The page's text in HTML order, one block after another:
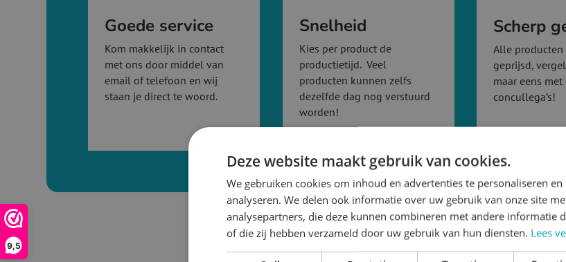
9,5
Goede service
Kom makkelijk in contact
met ons door middel van
email of telefoon en wij
staan je direct te woord.
Snelheid
Kies per product de
productietijd. Veel
producten kunnen zelfs
dezelfde dag nog verstuurd
worden!
Scherp
Alle producten
geprijsd,
maar eens met
concullega’s!
Deze website maakt gebruik van cookies.
We gebruiken cookies om inhoud en advertenties te personaliseren
analyseren. We delen ook informatie over uw gebruik van onze site
analysepartners, die deze kunnen combineren met andere informatie
of die zij hebben verzameld door uw gebruik van hun diensten. Lees